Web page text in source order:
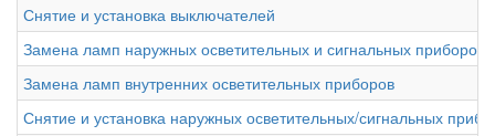
Снятие и установка выключателей
Замена ламп наружных осветительных и сигнальных приборов
Замена ламп внутренних осветительных приборов
Снятие и установка наружных осветительных/сигнальных